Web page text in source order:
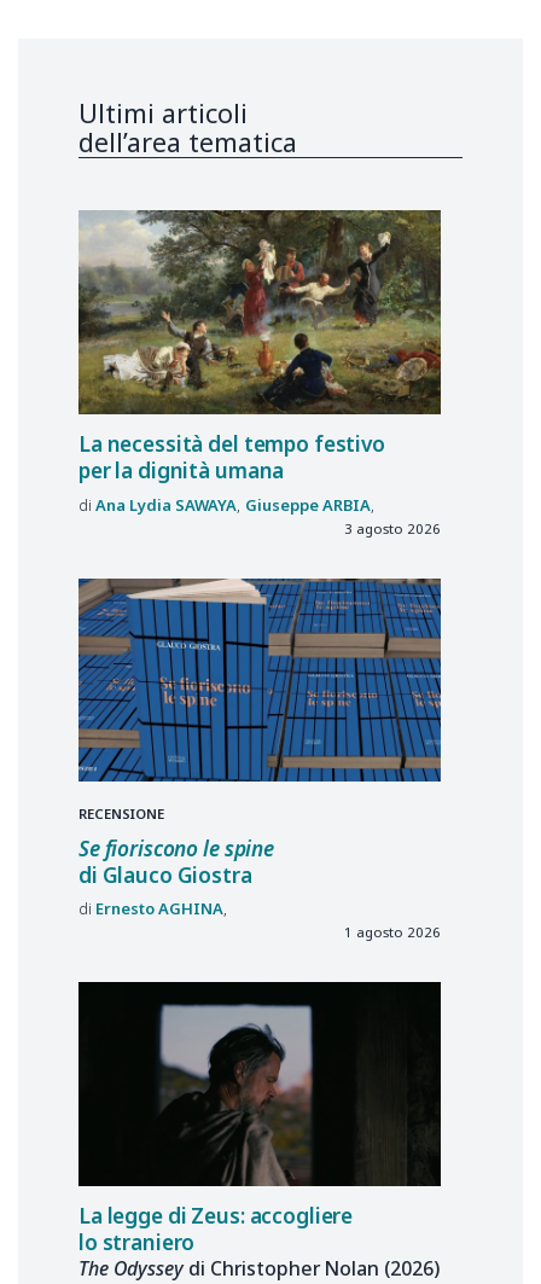
Ultimi articoli
dell’area tematica
La necessità del tempo festivo
per la dignità umana
Ana Lydia SAWAYA GiuseppeARBIA
3 agosto 2026
RECENSIONE
Se fioriscono le spine
di Glauco Giostra
ErnestoAGHINA
1 agosto 2026
La legge di Zeus: accogliere
lo straniero
The Odysseydi Christopher Nolan (2026)